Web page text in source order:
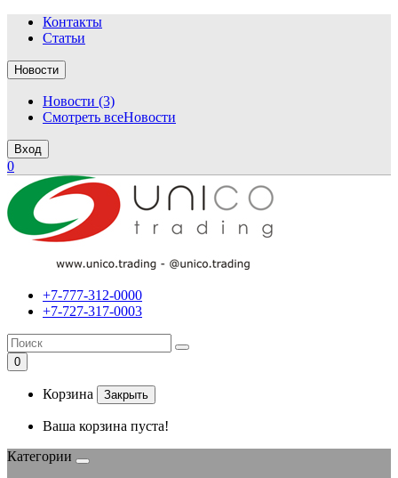
Контакты
Статьи
Новости
Новости (3)
Смотреть всеНовости
Вход
0
+7-777-312-0000
+7-727-317-0003
0
Корзина Закрыть
Ваша корзина пуста!
Категории